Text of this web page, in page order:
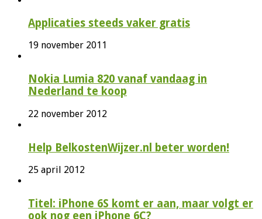
Applicaties steeds vaker gratis
19 november 2011
Nokia Lumia 820 vanaf vandaag in
Nederland te koop
22 november 2012
Help BelkostenWijzer.nl beter worden!
25 april 2012
Titel: iPhone 6S komt er aan, maar volgt er
ook nog een iPhone 6C?